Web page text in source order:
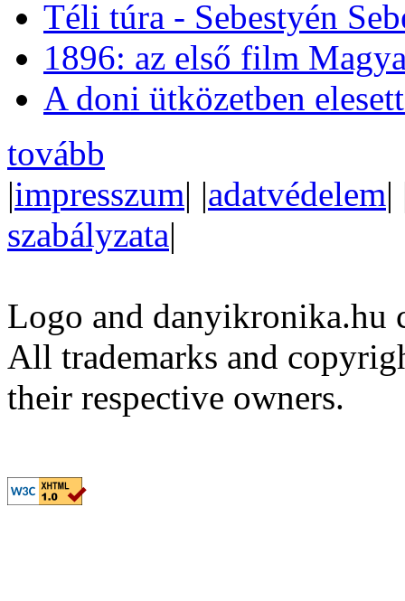
Téli túra - Sebestyén
1896: az első film
A doni ütközetben
tovább
|impresszum| |adatvédelem|
szabályzata|
Logo and
All trademarks and
their respective owners.